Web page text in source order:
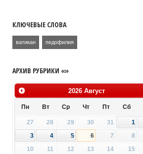
КЛЮЧЕВЫЕ СЛОВА
ватикан педофилия
АРХИВ РУБРИКИ «»
2026 Август
Пн Вт Ср Чт Пт Сб
27 28 29 30 31 1
3
4 5 6 7 8
10
11 12 13 14 15